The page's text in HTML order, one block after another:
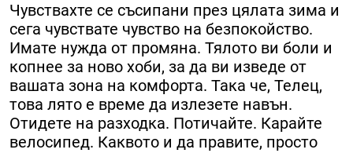
Чувствахте се съсипани през цялата зима и
сега чувствате чувство на безпокойство.
Имате нужда от промяна. Тялото ви боли и
копнее за ново хоби, за да ви изведе от
вашата зона на комфорта. Така че, Телец,
това лято е време да излезете навън.
Отидете на разходка. Потичайте. Карайте
велосипед. Каквото и да правите, просто